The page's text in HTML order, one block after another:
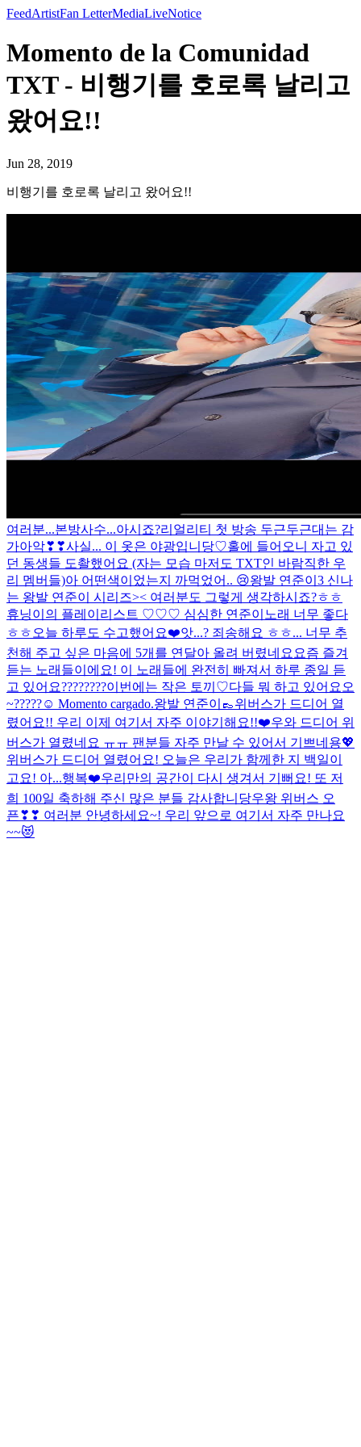
FeedArtistFan LetterMediaLiveNotice
Momento de la Comunidad
TXT - 비행기를 호로록 날리고
왔어요!!
Jun 28, 2019
비행기를 호로록 날리고 왔어요!!
여러분...본방사수...아시죠?리얼리티 첫 방송 두근두근대는 감
가아악❣❣사실... 이 옷은 야광입니당♡홀에 들어오니 자고 있
던 동생들 도촬했어요 (자는 모습 마저도 TXT인 바람직한 우
리 멤버들)아 어떤색이었는지 까먹었어.. 😢왕발 연준이3 신나
는 왕발 연준이 시리즈>< 여러분도 그렇게 생각하시죠?ㅎㅎ
휴닝이의 플레이리스트 ♡♡♡ 심심한 연준이 노래 너무 좋다
ㅎㅎ 오늘 하루도 수고했어요❤️앗...? 죄송해요 ㅎㅎ... 너무 추
천해 주고 싶은 마음에 5개를 연달아 올려 버렸네요 요즘 즐겨
듣는 노래들이에요! 이 노래들에 완전히 빠져서 하루 종일 듣
고 있어요????????이번에는 작은 토끼♡다들 뭐 하고 있어요오
~?????☺️ Momento cargado.왕발 연준이👞위버스가 드디어 열
렸어요!! 우리 이제 여기서 자주 이야기해요!!❤️우와 드디어 위
버스가 열렸네요 ㅠㅠ 팬분들 자주 만날 수 있어서 기쁘네용💖
위버스가 드디어 열렸어요! 오늘은 우리가 함께한 지 백일이
고요! 아...행복❤️우리만의 공간이 다시 생겨서 기뻐요! 또 저
희 100일 축하해 주신 많은 분들 감사합니당우왕 위버스 오
픈❣❣ 여러분 안녕하세요~! 우리 앞으로 여기서 자주 만나요
~~😻